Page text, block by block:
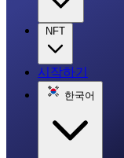
NFT
시작하기
한국어